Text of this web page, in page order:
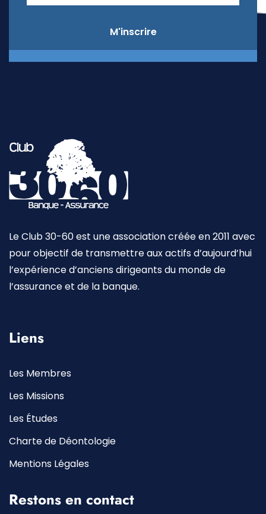
M'inscrire
Le Club 30-60 est une association créée en 2011 avec
pour objectif de transmettre aux actifs d’aujourd’hui
l’expérience d’anciens dirigeants du monde de
l’assurance et de la banque.
Liens
Les Membres
Les Missions
Les Études
Charte de Déontologie
Mentions Légales
Restons en contact